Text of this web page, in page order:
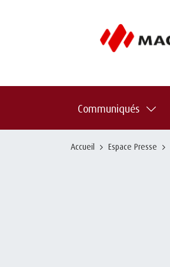
Communiqués
Accueil Espace Presse